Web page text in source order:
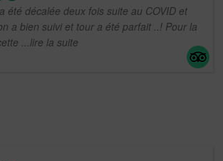
été décalée deux fois suite au COVID et
a bien suivi et tour a été parfait ..! Pour la
...lire la suite